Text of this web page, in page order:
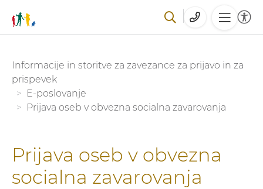
glavno
vsebino
You are here:
Informacije in storitve za zavezance za prijavo in za
prispevek
E-poslovanje
Prijava oseb v obvezna socialna zavarovanja
Prijava oseb v obvezna
socialna zavarovanja